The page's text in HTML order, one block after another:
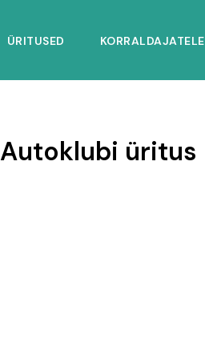
ÜRITUSED KORRALDAJATELE
Autoklubi üritus